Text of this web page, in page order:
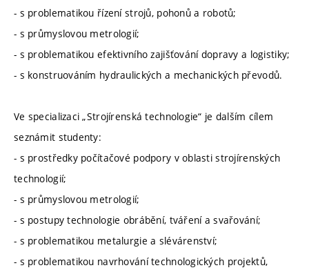
- s problematikou řízení strojů, pohonů a robotů;
- s průmyslovou metrologií;
- s problematikou efektivního zajišťování dopravy a logistiky;
- s konstruováním hydraulických a mechanických převodů.
Ve specializaci „Strojírenská technologie“ je dalším cílem
seznámit studenty:
- s prostředky počítačové podpory v oblasti strojírenských
technologií;
- s průmyslovou metrologií;
- s postupy technologie obrábění, tváření a svařování;
- s problematikou metalurgie a slévárenství;
- s problematikou navrhování technologických projektů,